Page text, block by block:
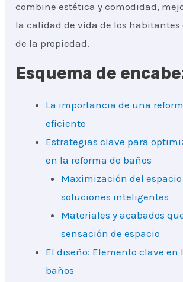
combine estética y comodidad,
la calidad de vida de los habitantes
de la propiedad.
Esquema de
La importancia de una
eficiente
Estrategias clave para
en la reforma de baños
Maximización del espacio
soluciones inteligentes
Materiales y acabados
sensación de espacio
El diseño: Elemento clave en
baños